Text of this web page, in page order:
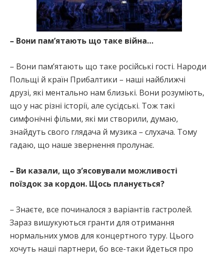
– Вони пам’ятають що таке війна…
– Вони пам’ятають що таке російські гості. Народи
Польщі й країн Прибалтики – наші найближчі
друзі, які ментально нам близькі. Вони розуміють,
що у нас різні історії, але сусідські. Тож такі
симфонічні фільми, які ми створили, думаю,
знайдуть свого глядача й музика – слухача. Тому
гадаю, що наше звернення пролунає.
– Ви казали, що з’ясовували можливості
поїздок за кордон. Щось планується?
– Знаєте, все починалося з варіантів гастролей.
Зараз вишукуються гранти для отримання
нормальних умов для концертного туру. Цього
хочуть наші партнери, бо все-таки йдеться про